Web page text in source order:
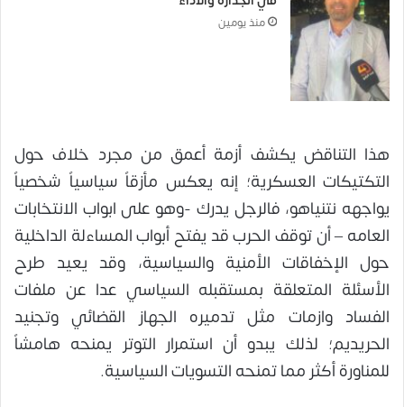
منذ يومين
هذا التناقض يكشف أزمة أعمق من مجرد خلاف حول
التكتيكات العسكرية؛ إنه يعكس مأزقاً سياسياً شخصياً
يواجهه نتنياهو، فالرجل يدرك -وهو على ابواب الانتخابات
العامه – أن توقف الحرب قد يفتح أبواب المساءلة الداخلية
حول الإخفاقات الأمنية والسياسية، وقد يعيد طرح
الأسئلة المتعلقة بمستقبله السياسي عدا عن ملفات
الفساد وازمات مثل تدميره الجهاز القضائي وتجنيد
الحريديم؛ لذلك يبدو أن استمرار التوتر يمنحه هامشاً
للمناورة أكثر مما تمنحه التسويات السياسية.